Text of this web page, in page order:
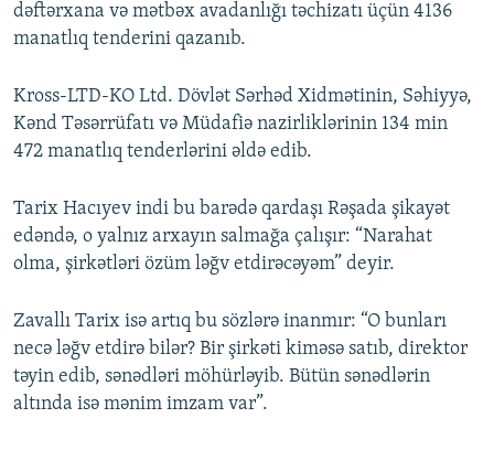
dəftərxana və mətbəx avadanlığı təchizatı üçün 4136
manatlıq tenderini qazanıb.
Kross-LTD-KO Ltd. Dövlət Sərhəd Xidmətinin, Səhiyyə,
Kənd Təsərrüfatı və Müdafiə nazirliklərinin 134 min
472 manatlıq tenderlərini əldə edib.
Tarix Hacıyev indi bu barədə qardaşı Rəşada şikayət
edəndə, o yalnız arxayın salmağa çalışır: “Narahat
olma, şirkətləri özüm ləğv etdirəcəyəm” deyir.
Zavallı Tarix isə artıq bu sözlərə inanmır: “O bunları
necə ləğv etdirə bilər? Bir şirkəti kiməsə satıb, direktor
təyin edib, sənədləri möhürləyib. Bütün sənədlərin
altında isə mənim imzam var”.